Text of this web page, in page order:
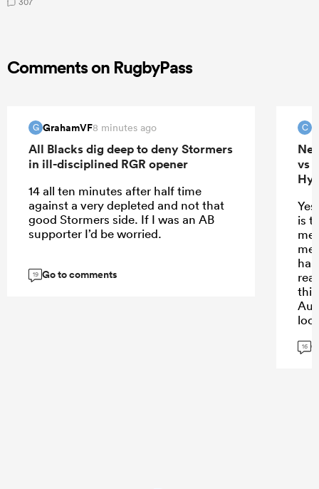
Comments on RugbyPass
G GrahamVF8 minutes ago
All Blacks dig deep to deny Stormers
in ill-disciplined RGR opener
14 all ten minutes after half time
against a very depleted and not that
good Stormers side. If I was an AB
supporter I’d be worried.
19 Go to comments
C
vs
is
16